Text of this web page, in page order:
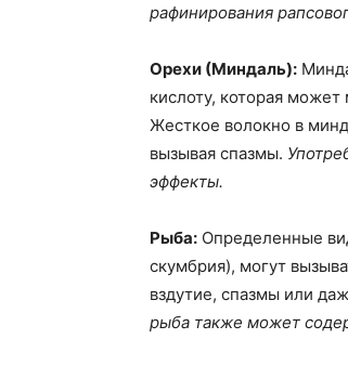
рафинирования
Орехи (Миндаль):
кислоту, которая
Жесткое волокно в
вызывая спазмы.
эффекты.
Рыба: Определенные
скумбрия), могут
вздутие, спазмы или
рыба также может